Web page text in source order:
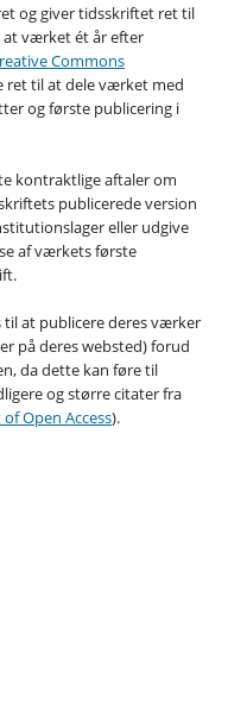
og giver tidsskriftet ret til
at værket ét år efter
Commons
ret til at dele værket med
og første publicering i
kontraktlige aftaler om
publicerede version
eller udgive
af værkets første
at publicere deres værker
på deres websted) forud
da dette kan føre til
og større citater fra
Open Access).